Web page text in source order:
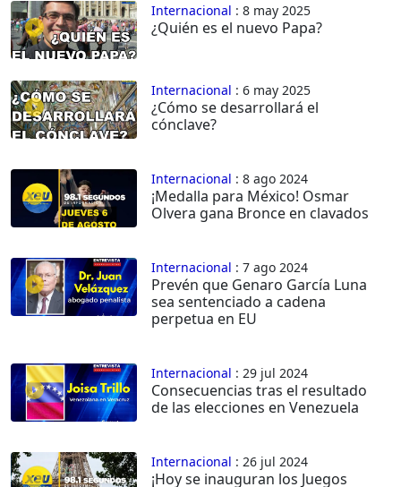
Internacional : 8 may 2025
¿Quién es el nuevo Papa?
Internacional : 6 may 2025
¿Cómo se desarrollará el
cónclave?
Internacional : 8 ago 2024
¡Medalla para México! Osmar
Olvera gana Bronce en clavados
Internacional : 7 ago 2024
Prevén que Genaro García Luna
sea sentenciado a cadena
perpetua en EU
Internacional : 29 jul 2024
Consecuencias tras el resultado
de las elecciones en Venezuela
Internacional : 26 jul 2024
¡Hoy se inauguran los Juegos